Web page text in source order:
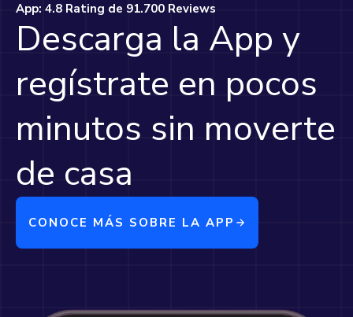
App: 4.8 Rating de 91.700 Reviews
Descarga la App y
regístrate en pocos
minutos sin moverte
de casa
CONOCE MÁS SOBRE LA APP